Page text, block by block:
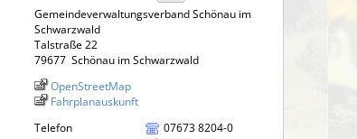
Gemeindeverwaltungsverband Schönau im
Schwarzwald
Talstraße 22
79677 Schönau im Schwarzwald
OpenStreetMap
Fahrplanauskunft
Telefon
07673 8204-0